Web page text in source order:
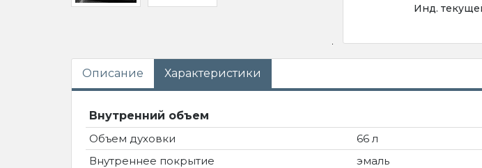
Инд.
Описание Характеристики
Внутренний объем
Объем духовки
66 л
Внутреннее покрытие
эмаль